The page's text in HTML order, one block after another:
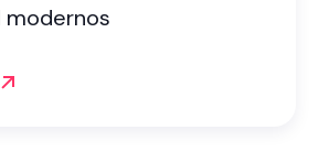
modernos